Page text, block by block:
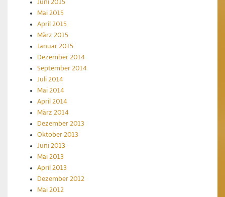
Juni 2015
Mai 2015
April 2015
März 2015
Januar 2015
Dezember 2014
September 2014
Juli 2014
Mai 2014
April 2014
März 2014
Dezember 2013
Oktober 2013
Juni 2013
Mai 2013
April 2013
Dezember 2012
Mai 2012